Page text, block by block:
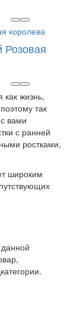
как жизнь,
так
вами
с ранней
ростками,
широким